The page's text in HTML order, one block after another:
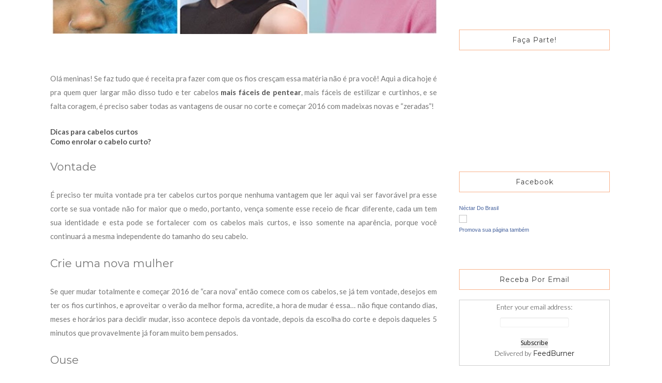
Olá meninas! Se faz tudo que é receita pra fazer com que os fios cresçam essa matéria não é pra você! Aqui a dica hoje é
pra quem quer largar mão disso tudo e ter cabelos mais fáceis de pentear, mais fáceis de estilizar e curtinhos, e se
falta coragem, é preciso saber todas as vantagens de ousar no corte e começar 2016 com madeixas novas e “zeradas”!
Dicas para cabelos curtos
Como enrolar o cabelo curto?
Vontade
É preciso ter muita vontade pra ter cabelos curtos porque nenhuma vantagem que ler aqui vai ser favorável pra esse
corte se sua vontade não for maior que o medo, portanto, vença somente esse receio de ficar diferente, cada um tem
sua identidade e esta pode se fortalecer com os cabelos mais curtos, e isso somente na aparência, porque você
continuará a mesma independente do tamanho do seu cabelo.
Crie uma nova mulher
Se quer mudar totalmente e começar 2016 de “cara nova” então comece com os cabelos, se já tem vontade, desejos em
ter os fios curtinhos, e aproveitar o verão da melhor forma, acredite, a hora de mudar é essa… não fique contando dias,
meses e horários para decidir mudar, isso acontece depois da vontade, depois da escolha do corte e depois daqueles 5
minutos que provavelmente já foram muito bem pensados.
Ouse
Faça Parte!
Facebook
Néctar Do Brasil
Promova sua página também
Receba Por Email
Enter your email address:
Delivered by FeedBurner